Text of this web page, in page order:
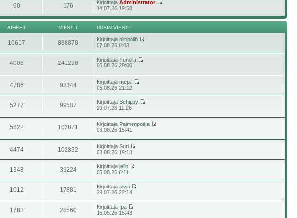
90 176 KirjoittajaAdministrator
14.07.26 19:58
AIHEET VIESTIT UUSIN VIESTI
10617 888878 Kirjoittajahiiripöllö
07.08.26 8:03
4008 241298 KirjoittajaTundra
06.08.26 20:00
4786 93344 Kirjoittajamepa
05.08.26 21:12
5277 99587 KirjoittajaSchippy
29.07.26 11:26
5822 102871 Kirjoittaja Paimenpoika
03.08.26 15:41
4474 102832 KirjoittajaSuri
03.08.26 19:13
1348 39224 Kirjoittajajello
05.08.26 6:11
1012 17881 Kirjoittajaelvin
29.07.26 22:14
1783 28560 Kirjoittaja Ipa
15.05.26 15:43